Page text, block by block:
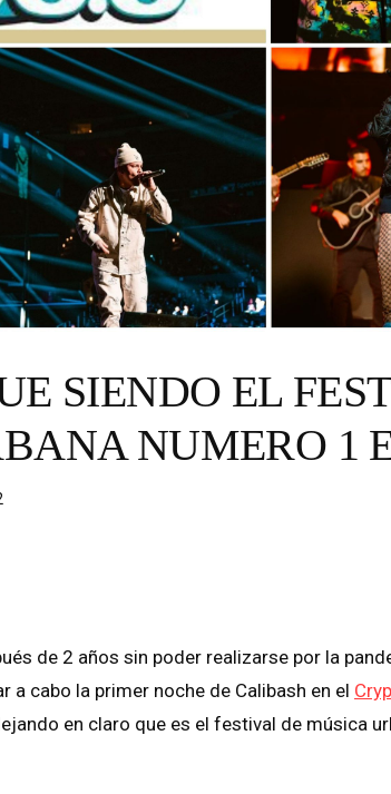
SIENDO EL
NUMERO 1
de 2 años sin poder realizarse por la
a cabo la primer noche de Calibash en el
en claro que es el festival de música